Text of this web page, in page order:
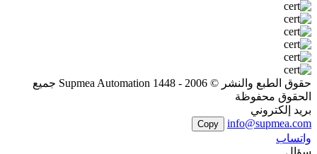
حقوق الطبع والنشر © 2006 - 1448 Supmea Automation جميع
الحقوق محفوظة
بريد إلكتروني
info@supmea.com
Copy
واتساب
سؤال